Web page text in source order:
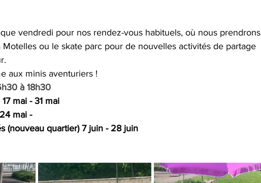
vendredi pour nos rendez-vous habituels, où nous prendrons
Motelles ou le skate parc pour de nouvelles activités de partage
aux minis aventuriers !
à 18h30
mai - 31 mai
mai -
(nouveau quartier) 7 juin - 28 juin